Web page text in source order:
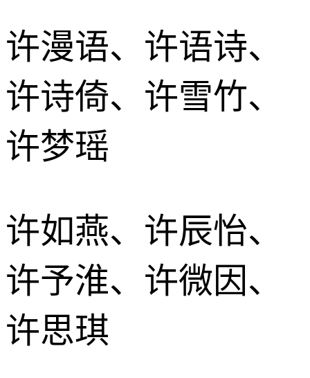
许漫语、许语诗、
许诗倚、许雪竹、
许梦瑶
许如燕、许辰怡、
许予淮、许微因、
许思琪